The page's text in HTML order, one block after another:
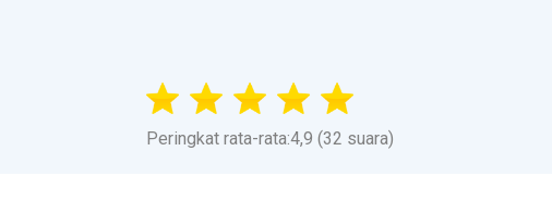
Peringkat rata-rata:4,9 (32 suara)